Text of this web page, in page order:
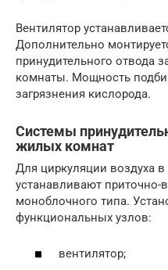
Вентилятор
Дополнительно
принудительного отвода
комнаты. Мощность
загрязнения кислорода.
Системы
жилых комнат
Для циркуляции воздуха
устанавливают
моноблочного типа.
функциональных узлов:
вентилятор;